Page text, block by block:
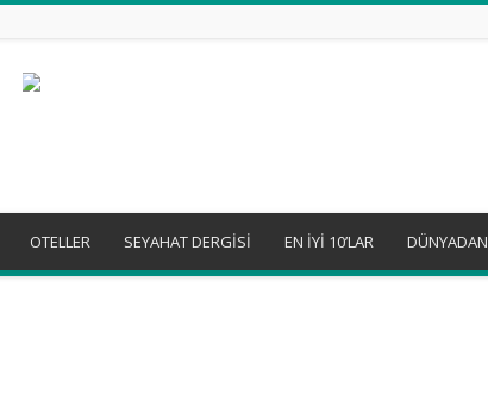
OTELLER SEYAHAT DERGİSİ EN İYİ 10’LAR DÜNYADAN